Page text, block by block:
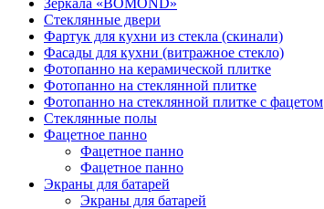
Стеклянные двери
Фартук для кухни из стекла (скинали)
Фасады для кухни (витражное стекло)
Фотопанно на керамической плитке
Фотопанно на стеклянной плитке
Фотопанно на стеклянной плитке с фацетом
Стеклянные полы
Фацетное панно
Фацетное панно
Фацетное панно
Экраны для батарей
Экраны для батарей